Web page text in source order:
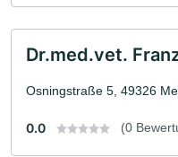
Dr.med.vet.
Osningstraße 5, 49326
0.0 (0